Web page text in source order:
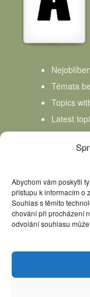
Abychom vám poskytli
přístupu k informacím o
Souhlas s těmito
chování při procházení
odvolání souhlasu
Témata
Topics
Latest
Topics